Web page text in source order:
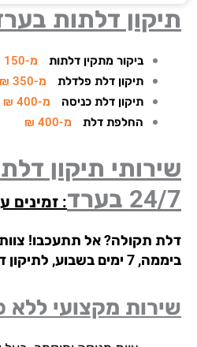
דלתות בערד
ביקור מתקין דלתות מ-150 ₪
תיקון דלת פלדלת מ-350 ₪
תיקון דלת כניסה מ-400 ₪
החלפת דלת מ-400 ₪
תיקון דלתות
בערד: זמינים
בשבוע, לתיקון דלתות
מקצועי ללא